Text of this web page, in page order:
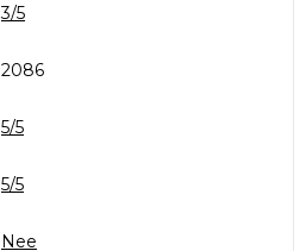
3/5
2086
5/5
5/5
Nee